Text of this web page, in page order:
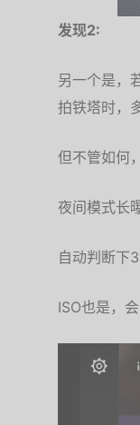
发现2:
另一个是，
拍铁塔时，
但不管如何
夜间模式长
自动判断下
ISO也是，